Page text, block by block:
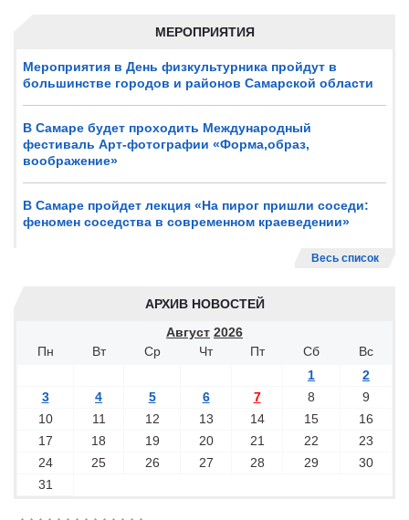
МЕРОПРИЯТИЯ
Мероприятия в День физкультурника пройдут в
большинстве городов и районов Самарской области
В Самаре будет проходить Международный
фестиваль Арт-фотографии «Форма,образ,
воображение»
В Самаре пройдет лекция «На пирог пришли соседи:
феномен соседства в современном краеведении»
Весь список
АРХИВ НОВОСТЕЙ
Август 2026
Пн
Вт Ср Чт Пт Сб
Вс
1
2
3
4 5 6 7 8
9
10
11 12 13 14 15
16
17
18 19 20 21 22
23
24
25 26 27 28 29
30
31